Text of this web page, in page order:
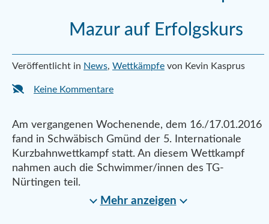
Mazur auf Erfolgskurs
Veröffentlicht in News, Wettkämpfe von Kevin Kasprus
Keine Kommentare
Am vergangenen Wochenende, dem 16./17.01.2016
fand in Schwäbisch Gmünd der 5. Internationale
Kurzbahnwettkampf statt. An diesem Wettkampf
nahmen auch die Schwimmer/innen des TG-
Nürtingen teil.
Mehr anzeigen